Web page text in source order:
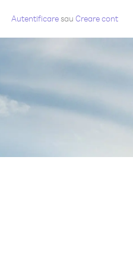
Autentificaresau Creare cont